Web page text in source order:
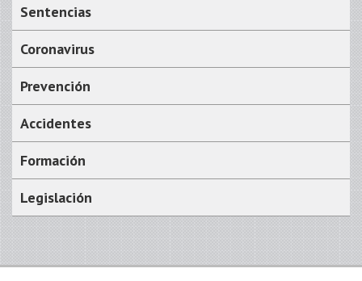
Sentencias
Coronavirus
Prevención
Accidentes
Formación
Legislación